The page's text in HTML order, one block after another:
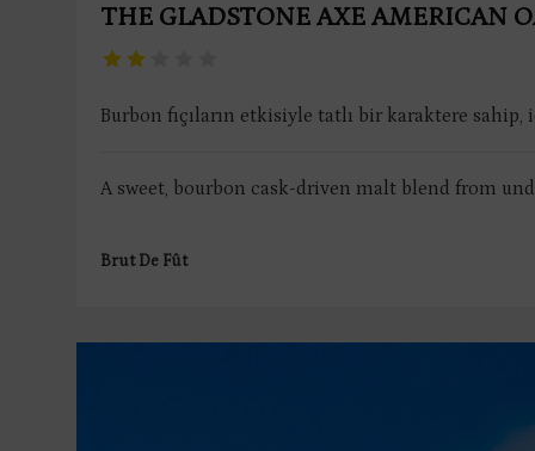
THE GLADSTONE AXE AMERICAN
Burbon fıçıların etkisiyle tatlı bir karaktere
A sweet, bourbon cask-driven malt blend from
Brut De Fût